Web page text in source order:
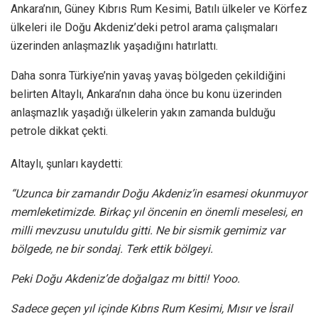
Ankara’nın, Güney Kıbrıs Rum Kesimi, Batılı ülkeler ve Körfez
ülkeleri ile Doğu Akdeniz’deki petrol arama çalışmaları
üzerinden anlaşmazlık yaşadığını hatırlattı.
Daha sonra Türkiye’nin yavaş yavaş bölgeden çekildiğini
belirten Altaylı, Ankara’nın daha önce bu konu üzerinden
anlaşmazlık yaşadığı ülkelerin yakın zamanda bulduğu
petrole dikkat çekti.
Altaylı, şunları kaydetti:
“Uzunca bir zamandır Doğu Akdeniz’in esamesi okunmuyor
memleketimizde. Birkaç yıl öncenin en önemli meselesi, en
milli mevzusu unutuldu gitti. Ne bir sismik gemimiz var
bölgede, ne bir sondaj. Terk ettik bölgeyi.
Peki Doğu Akdeniz’de doğalgaz mı bitti! Yooo.
Sadece geçen yıl içinde Kıbrıs Rum Kesimi, Mısır ve İsrail